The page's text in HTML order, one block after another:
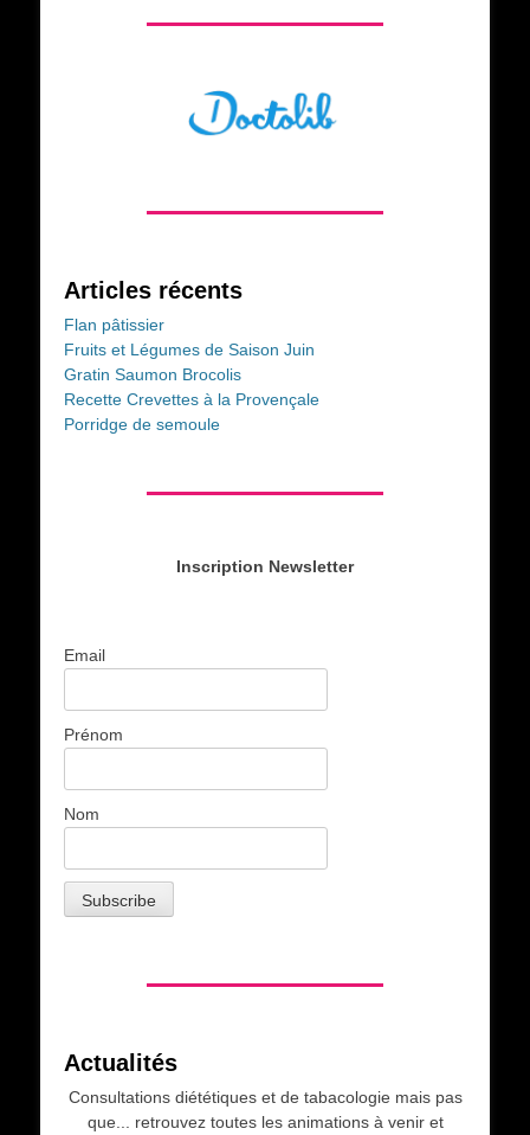
Articles récents
Flan pâtissier
Fruits et Légumes de Saison Juin
Gratin Saumon Brocolis
Recette Crevettes à la Provençale
Porridge de semoule
Inscription Newsletter
Email
Prénom
Nom
Actualités
Consultations diététiques et de tabacologie mais pas
que... retrouvez toutes les animations à venir et